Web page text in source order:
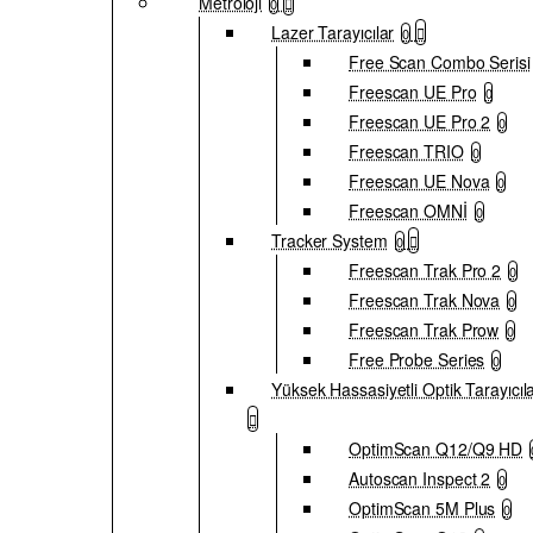
Lazer Tarayıcılar 0
Free Scan Combo Serisi
Freescan UE Pro 0
Freescan UE Pro 2 0
Freescan TRIO 0
Freescan UE Nova 0
Freescan OMNİ 0
Tracker System 0
Freescan Trak Pro 2 0
Freescan Trak Nova 0
Freescan Trak Prow 0
Free Probe Series 0
Yüksek Hassasiyetli Optik
OptimScan Q12/Q9 HD
Autoscan Inspect 2 0
OptimScan 5M Plus 0